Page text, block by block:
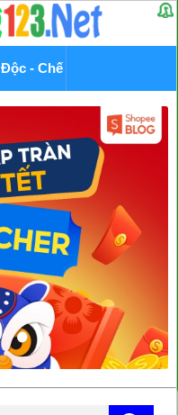
Độc - Chế